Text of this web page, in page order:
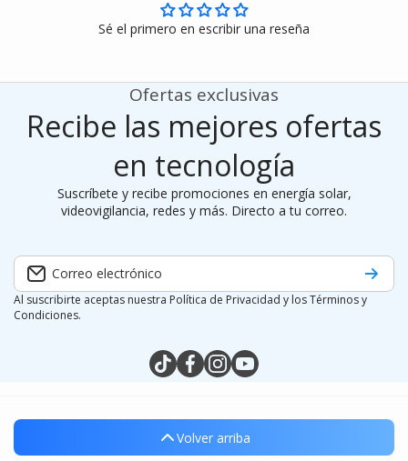
Sé el primero en escribir una reseña
Ofertas exclusivas
Recibe las mejores ofertas
en tecnología
Suscríbete y recibe promociones en energía solar,
videovigilancia, redes y más. Directo a tu correo.
Correo electrónico
Al suscribirte aceptas nuestra Política de Privacidad y los Términos y
Condiciones.
tiktokcom/@silymx
facebookcom/silymx
instagramcom/silymx
youtubecom/@silymx
wame/525584218080
Volver arriba